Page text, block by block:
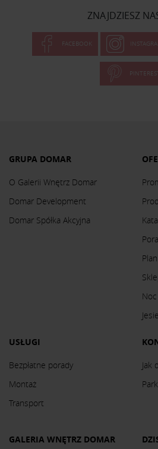
ZNAJDZIESZ
FACEBOOK
GRUPA DOMAR
O Galerii Wnętrz Domar
Domar Development
Domar Spółka Akcyjna
USŁUGI
Bezpłatne porady
Montaż
Transport
Jak
GALERIA WNĘTRZ DOMAR